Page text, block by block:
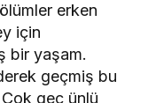
erken
için
bir yaşam.
geçmiş bu
geç ünlü